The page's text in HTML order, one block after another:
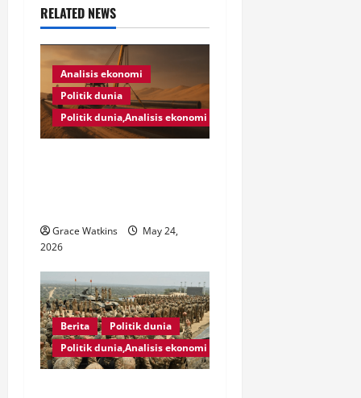
a
t
i
o
RELATED NEWS
Analisis ekonomi
Politik dunia
Politik dunia,Analisis ekonomi
Grace Watkins
May 24,
2026
Berita
Politik dunia
Politik dunia,Analisis ekonomi